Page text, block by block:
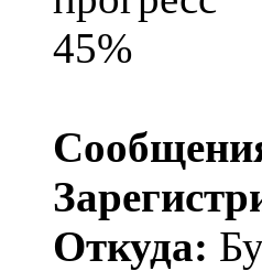
Откуда: